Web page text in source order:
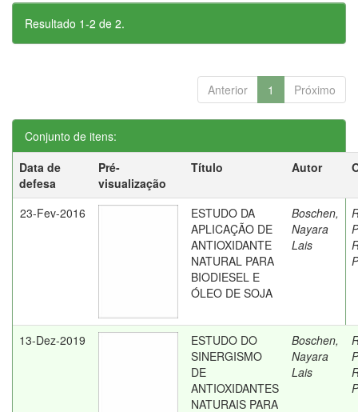
Resultado 1-2 de 2.
Anterior 1 Próximo
Conjunto de itens:
Data de
defesa
Pré-
visualização
Título Autor
23-Fev-2016
ESTUDO DA
APLICAÇÃO DE
ANTIOXIDANTE
NATURAL PARA
BIODIESEL E
ÓLEO DE SOJA
Boschen,
Nayara
Lais
13-Dez-2019
ESTUDO DO
SINERGISMO
DE
ANTIOXIDANTES
NATURAIS PARA
Boschen,
Nayara
Lais